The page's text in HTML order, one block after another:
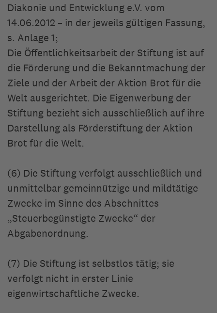
Diakonie und Entwicklung e.V. vom
14.06.2012 – in der jeweils gültigen Fassung,
s. Anlage 1;
Die Öffentlichkeitsarbeit der Stiftung ist auf
die Förderung und die Bekanntmachung der
Ziele und der Arbeit der Aktion Brot für die
Welt ausgerichtet. Die Eigenwerbung der
Stiftung bezieht sich ausschließlich auf ihre
Darstellung als Förderstiftung der Aktion
Brot für die Welt.
(6) Die Stiftung verfolgt ausschließlich und
unmittelbar gemeinnützige und mildtätige
Zwecke im Sinne des Abschnittes
„Steuerbegünstigte Zwecke“ der
Abgabenordnung.
(7) Die Stiftung ist selbstlos tätig; sie
verfolgt nicht in erster Linie
eigenwirtschaftliche Zwecke.